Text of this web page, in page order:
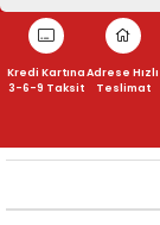
Kredi Kartına
3-6-9 Taksit
Adrese Hızlı
Teslimat